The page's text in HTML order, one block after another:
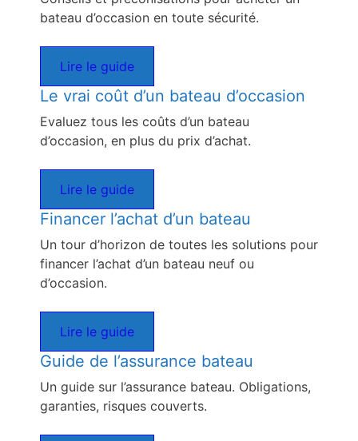
bateau d’occasion en toute sécurité.
Lire le guide
Le vrai coût d’un bateau d’occasion
Evaluez tous les coûts d’un bateau
d’occasion, en plus du prix d’achat.
Lire le guide
Financer l’achat d’un bateau
Un tour d’horizon de toutes les solutions pour
financer l’achat d’un bateau neuf ou
d’occasion.
Lire le guide
Guide de l’assurance bateau
Un guide sur l’assurance bateau. Obligations,
garanties, risques couverts.